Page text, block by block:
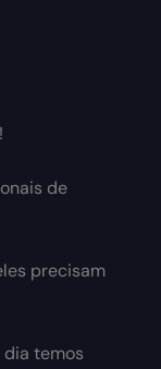
de
precisam
dia temos